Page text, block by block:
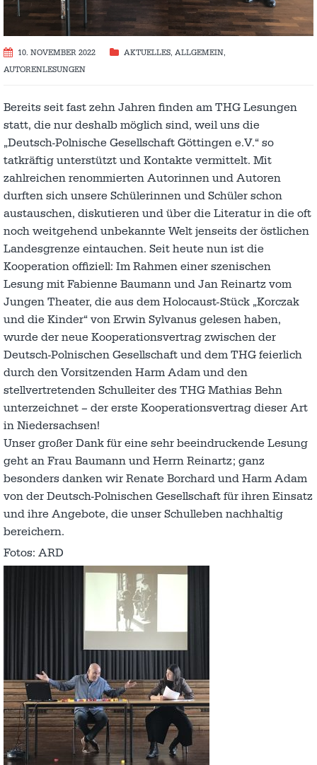
10. NOVEMBER 2022 AKTUELLES, ALLGEMEIN,
AUTORENLESUNGEN
Bereits seit fast zehn Jahren finden am THG Lesungen
statt, die nur deshalb möglich sind, weil uns die
„Deutsch-Polnische Gesellschaft Göttingen e.V.“ so
tatkräftig unterstützt und Kontakte vermittelt. Mit
zahlreichen renommierten Autorinnen und Autoren
durften sich unsere Schülerinnen und Schüler schon
austauschen, diskutieren und über die Literatur in die oft
noch weitgehend unbekannte Welt jenseits der östlichen
Landesgrenze eintauchen. Seit heute nun ist die
Kooperation offiziell: Im Rahmen einer szenischen
Lesung mit Fabienne Baumann und Jan Reinartz vom
Jungen Theater, die aus dem Holocaust-Stück „Korczak
und die Kinder“ von Erwin Sylvanus gelesen haben,
wurde der neue Kooperationsvertrag zwischen der
Deutsch-Polnischen Gesellschaft und dem THG feierlich
durch den Vorsitzenden Harm Adam und den
stellvertretenden Schulleiter des THG Mathias Behn
unterzeichnet – der erste Kooperationsvertrag dieser Art
in Niedersachsen!
Unser großer Dank für eine sehr beeindruckende Lesung
geht an Frau Baumann und Herrn Reinartz; ganz
besonders danken wir Renate Borchard und Harm Adam
von der Deutsch-Polnischen Gesellschaft für ihren Einsatz
und ihre Angebote, die unser Schulleben nachhaltig
bereichern.
Fotos: ARD